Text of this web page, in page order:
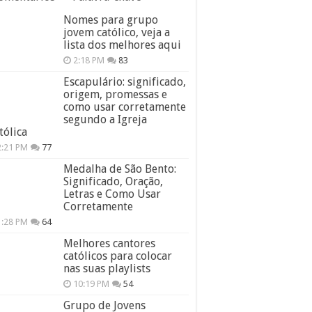
Nomes para grupo
jovem católico, veja a
lista dos melhores aqui
2:18 PM 83
Escapulário: significado,
origem, promessas e
como usar corretamente
segundo a Igreja
PM 77
Medalha de São Bento:
Significado, Oração,
Letras e Como Usar
Corretamente
PM 64
Melhores cantores
católicos para colocar
nas suas playlists
10:19 PM 54
Grupo de Jovens